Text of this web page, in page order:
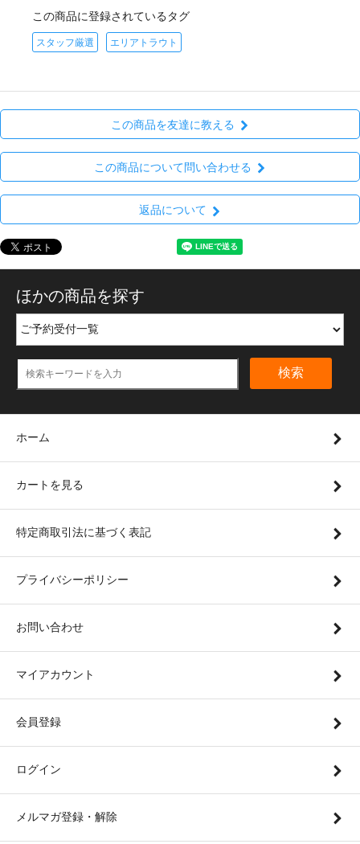
この商品に登録されているタグ
スタッフ厳選 エリアトラウト
この商品を友達に教える
この商品について問い合わせる
返品について
ほかの商品を探す
検索
ホーム
カートを見る
特定商取引法に基づく表記
プライバシーポリシー
お問い合わせ
マイアカウント
会員登録
ログイン
メルマガ登録・解除